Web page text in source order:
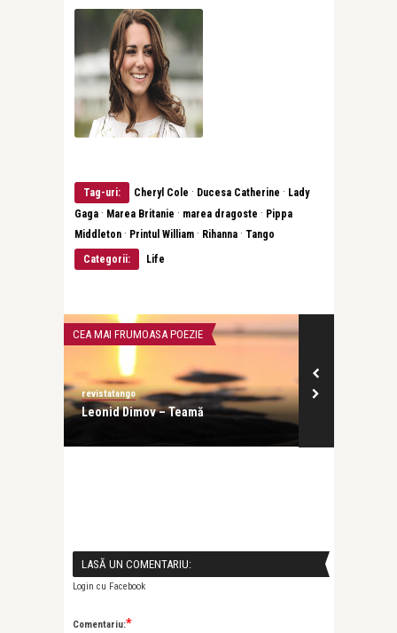
Tag-uri: Cheryl Cole · Ducesa Catherine · Lady
Gaga · Marea Britanie · marea dragoste · Pippa
Middleton · Printul William · Rihanna · Tango
Categorii:
Life
CEA MAI FRUMOASA POEZIE
revistatango
Leonid Dimov – Teamă
LASĂ UN COMENTARIU:
Login cu Facebook
Comentariu:*